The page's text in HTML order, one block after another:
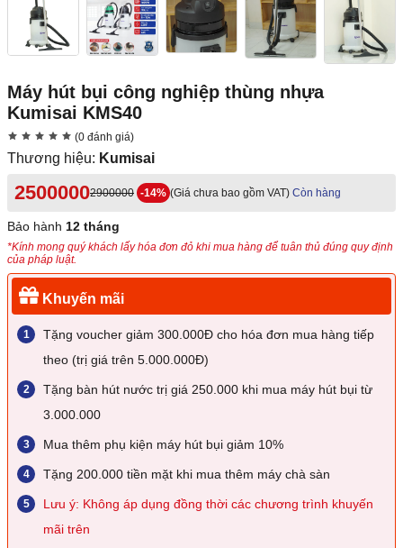
Máy hút bụi công nghiệp thùng nhựa
Kumisai KMS40
(0 đánh giá)
Thương hiệu: Kumisai
25000002900000 -14% (Giá chưa bao gồm VAT) Còn hàng
Bảo hành 12 tháng
*Kính mong quý khách lấy hóa đơn đỏ khi mua hàng để tuân thủ đúng quy định
của pháp luật.
Khuyến mãi
Tặng voucher giảm 300.000Đ cho hóa đơn mua hàng tiếp
theo (trị giá trên 5.000.000Đ)
Tặng bàn hút nước trị giá 250.000 khi mua máy hút bụi từ
3.000.000
Mua thêm phụ kiện máy hút bụi giảm 10%
Tặng 200.000 tiền mặt khi mua thêm máy chà sàn
Lưu ý: Không áp dụng đồng thời các chương trình khuyến
mãi trên